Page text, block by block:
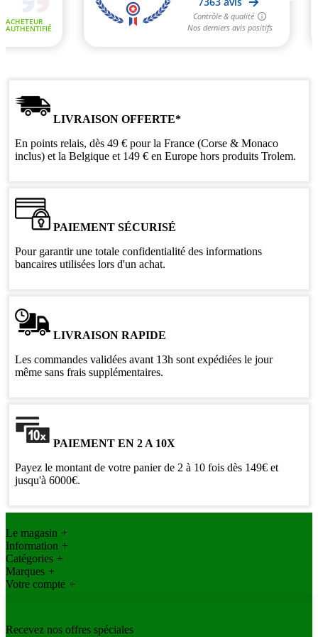
LIVRAISON OFFERTE*
En points relais, dès 49 € pour la France (Corse & Monaco
inclus) et la Belgique et 149 € en Europe hors produits Trolem.
PAIEMENT SÉCURISÉ
Pour garantir une totale confidentialité des informations
bancaires utilisées lors d'un achat.
LIVRAISON RAPIDE
Les commandes validées avant 13h sont expédiées le jour
même sans frais supplémentaires.
PAIEMENT EN 2 A 10X
Payez le montant de votre panier de 2 à 10 fois dès 149€ et
jusqu'à 6000€.
Le magasin +
Information +
Catégories +
Marques +
Votre compte +
Recevez nos offres spéciales